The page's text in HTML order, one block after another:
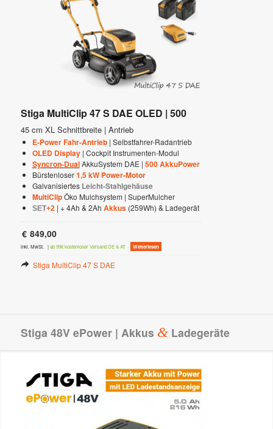
Stiga MultiClip 47 S DAE OLED | 500
45 cm XL Schnittbreite | Antrieb
E-Power Fahr-Antrieb| Selbstfahrer-Radantrieb
OLED Display| Cockpit Instrumenten-Modul
Syncron-DualAkkuSystem DAE | 500 AkkuPower
Bürstenloser1,5 kW Power-Motor
Galvanisiertes Leicht-Stahlgehäuse
MultiClipÖko Mulchsystem | SuperMulcher
SET+2 | + 4Ah & 2Ah Akkus(259Wh) & Ladegerät
€ 849,00
inkl. MwSt. |ab 99€ kostenloser Versand DE & AT Weiterlesen
Stiga MultiClip 47 S DAE
Stiga 48V ePower | Akkus &Ladegeräte